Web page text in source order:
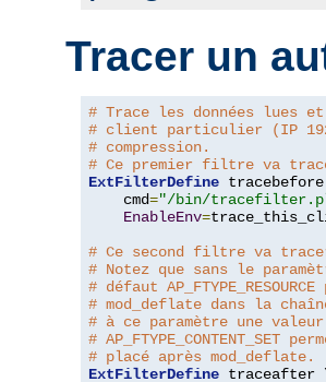
Tracer un
# Trace les données lues
# client particulier (IP
# compression.
# Ce premier filtre va
ExtFilterDefine
    cmd
="/bin/tracefilter.pl
EnableEnv=
# Ce second filtre va
# Notez que sans le
# défaut
# mod_deflate dans la
# à ce paramètre une
#
# placé après mod_deflate.
ExtFilterDefine traceafter